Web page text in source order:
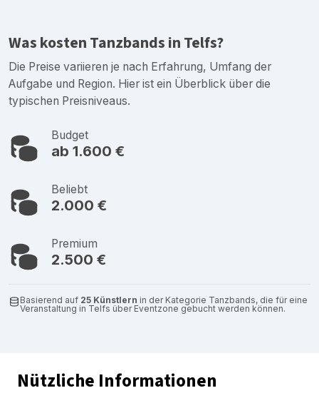
Was kosten Tanzbands in Telfs?
Die Preise variieren je nach Erfahrung, Umfang der
Aufgabe und Region. Hier ist ein Überblick über die
typischen Preisniveaus.
Budget
ab 1.600 €
Beliebt
2.000 €
Premium
2.500 €
Basierend auf 25 Künstlern in der Kategorie Tanzbands, die für eine
Veranstaltung in Telfs über Eventzone gebucht werden können.
Nützliche Informationen